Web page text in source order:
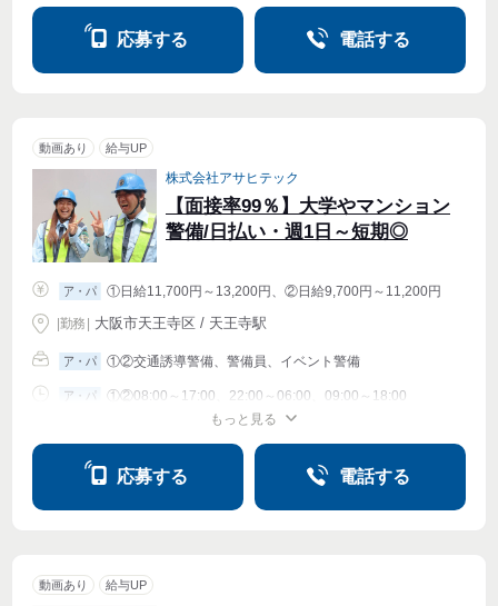
応募する 電話する
動画あり 給与UP
株式会社アサヒテック
【面接率99％】大学やマンション
警備/日払い・週1日～短期◎
ア・パ ①日給11,700円～13,200円、②日給9,700円～11,200円
|勤務 大阪市天王寺区 / 天王寺駅
ア・パ ①②交通誘導警備、警備員、イベント警備
ア・パ ①②08:00～17:00、22:00～06:00、09:00～18:00
もっと見る
応募する 電話する
動画あり 給与UP